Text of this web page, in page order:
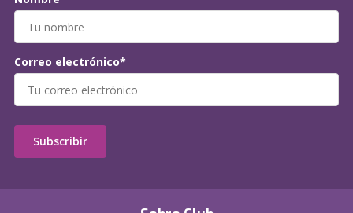
Correo electrónico*
Subscribir